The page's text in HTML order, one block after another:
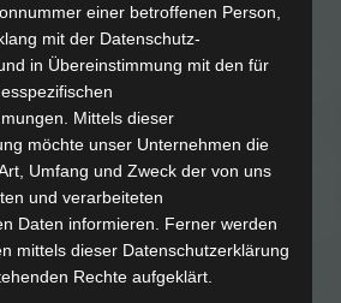
einer betroffenen Person,
mit der Datenschutz-
in Übereinstimmung mit den für
Mittels dieser
möchte unser Unternehmen die
Umfang und Zweck der von uns
und verarbeiteten
Daten informieren. Ferner werden
mittels dieser Datenschutzerklärung
Rechte aufgeklärt.